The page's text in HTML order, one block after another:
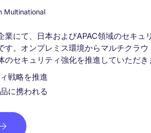
Multinational
にて、日本およびAPAC領域のセキュ
す。オンプレミス環境からマルチクラ
セキュリティ強化を推進していただき
戦略を推進
に携われる